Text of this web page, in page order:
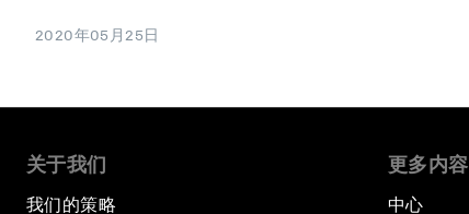
2020年05月25日
关于我们
我们的策略
更多内容
中心